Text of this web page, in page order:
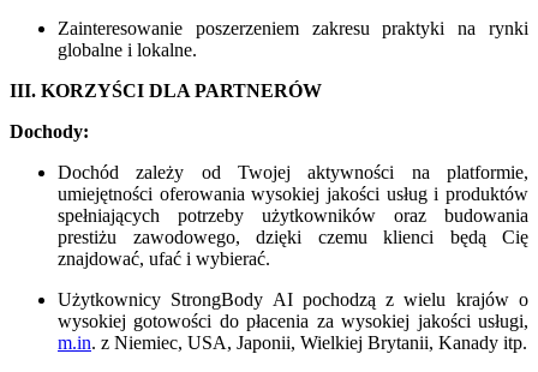
Zainteresowanie poszerzeniem zakresu praktyki na rynki
globalne i lokalne.
III. KORZYŚCI DLA PARTNERÓW
Dochody:
Dochód zależy od Twojej aktywności na platformie,
umiejętności oferowania wysokiej jakości usług i produktów
spełniających potrzeby użytkowników oraz budowania
prestiżu zawodowego, dzięki czemu klienci będą Cię
znajdować, ufać i wybierać.
Użytkownicy StrongBody AI pochodzą z wielu krajów o
wysokiej gotowości do płacenia za wysokiej jakości usługi,
m.in. z Niemiec, USA, Japonii, Wielkiej Brytanii, Kanady itp.